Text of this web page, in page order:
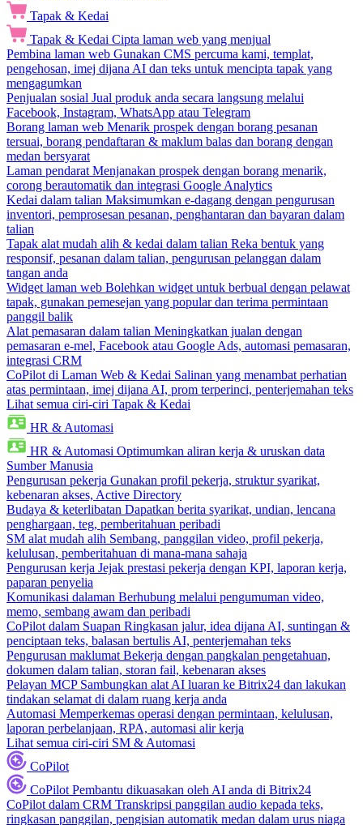
Tapak & Kedai
Tapak & Kedai Cipta laman web yang menjual
Pembina laman web Gunakan CMS percuma kami, templat,
pengehosan, imej dijana AI dan teks untuk mencipta tapak yang
mengagumkan
Penjualan sosial Jual produk anda secara langsung melalui
Facebook, Instagram, WhatsApp atau Telegram
Borang laman web Menarik prospek dengan borang pesanan
tersuai, borang pendaftaran & maklum balas dan borang dengan
medan bersyarat
Laman pendarat Menjanakan prospek dengan borang menarik,
corong berautomatik dan integrasi Google Analytics
Kedai dalam talian Maksimumkan e-dagang dengan pengurusan
inventori, pemprosesan pesanan, penghantaran dan bayaran dalam
talian
Tapak alat mudah alih & kedai dalam talian Reka bentuk yang
responsif, pesanan dalam talian, pengurusan pelanggan dalam
tangan anda
Widget laman web Bolehkan widget untuk berbual dengan pelawat
tapak, gunakan pemesejan yang popular dan terima permintaan
panggil balik
Alat pemasaran dalam talian Meningkatkan jualan dengan
pemasaran e-mel, Facebook atau Google Ads, automasi pemasaran,
integrasi CRM
CoPilot di Laman Web & Kedai Salinan yang menambat perhatian
atas permintaan, imej dijana AI, prom terperinci, penterjemahan teks
Lihat semua ciri-ciri Tapak & Kedai
HR & Automasi
HR & Automasi Optimumkan aliran kerja & uruskan data
Sumber Manusia
Pengurusan pekerja Gunakan profil pekerja, struktur syarikat,
kebenaran akses, Active Directory
Budaya & keterlibatan Dapatkan berita syarikat, undian, lencana
penghargaan, teg, pemberitahuan peribadi
SM alat mudah alih Sembang, panggilan video, profil pekerja,
kelulusan, pemberitahuan di mana-mana sahaja
Pengurusan kerja Jejak prestasi pekerja dengan KPI, laporan kerja,
paparan penyelia
Komunikasi dalaman Berhubung melalui pengumuman video,
memo, sembang awam dan peribadi
CoPilot dalam Suapan Ringkasan jalur, idea dijana AI, suntingan &
penciptaan teks, balasan bertulis AI, penterjemahan teks
Pengurusan maklumat Bekerja dengan pangkalan pengetahuan,
dokumen dalam talian, storan fail, kebenaran akses
Pelayan MCP Sambungkan alat AI luaran ke Bitrix24 dan lakukan
tindakan selamat di dalam ruang kerja anda
Automasi Memperkemas operasi dengan permintaan, kelulusan,
laporan perbelanjaan, RPA, automasi alir kerja
Lihat semua ciri-ciri SM & Automasi
CoPilot
CoPilot Pembantu dikuasakan oleh AI anda di Bitrix24
CoPilot dalam CRM Transkripsi panggilan audio kepada teks,
ringkasan panggilan, pengisian automatik medan dalam urus niaga